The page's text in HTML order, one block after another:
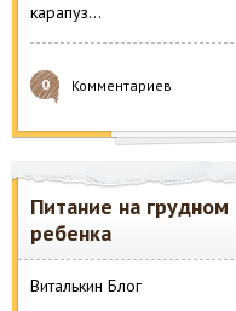
карапуз…
0 Комментариев
Питание на
ребенка
Виталькин Блог